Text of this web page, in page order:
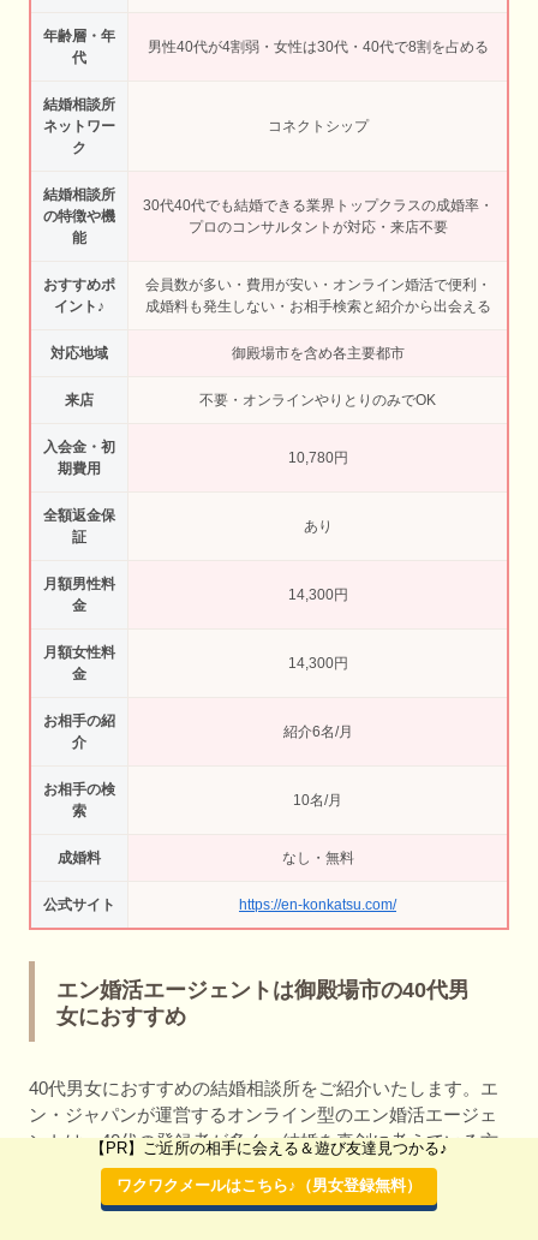
年齢層・年
代
男性40代が4割弱・女性は30代・40代で8割を占める
結婚相談所
ネットワー
ク
コネクトシップ
結婚相談所
の特徴や機
能
30代40代でも結婚できる業界トップクラスの成婚率・
プロのコンサルタントが対応・来店不要
おすすめポ
イント♪
会員数が多い・費用が安い・オンライン婚活で便利・
成婚料も発生しない・お相手検索と紹介から出会える
対応地域 御殿場市を含め各主要都市
来店 不要・オンラインやりとりのみでOK
入会金・初
期費用
10,780円
全額返金保
証
あり
月額男性料
金
14,300円
月額女性料
金
14,300円
お相手の紹
介
紹介6名/月
お相手の検
索
10名/月
成婚料 なし・無料
公式サイト https://en-konkatsu.com/
エン婚活エージェントは御殿場市の40代男
女におすすめ
40代男女におすすめの結婚相談所をご紹介いたします。エ
ン・ジャパンが運営するオンライン型のエン婚活エージェ
ントは、40代の登録者が多く、結婚を真剣に考えている方
に最適です。データマッチングや検索機能、専任コンシェ
ルジュのサポートを提供しながら、月会費を低価格に抑え
【PR】ご近所の相手に会える＆遊び友達見つかる♪
ワクワクメールはこちら♪（男女登録無料）